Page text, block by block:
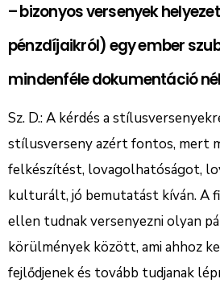
– bizonyos versenyek
pénzdíjaikról) egy ember
mindenféle dokumentáció
Sz. D.: A kérdés a
stílusverseny azért fontos, mert
felkészítést, lovagolhatóságot,
kulturált, jó bemutatást kíván. A
ellen tudnak versenyezni olyan
körülmények között, ami ahhoz
fejlődjenek és tovább tudjanak